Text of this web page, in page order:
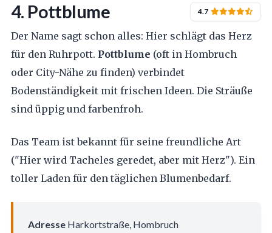
4. Pottblume 4.7
Der Name sagt schon alles: Hier schlägt das Herz
für den Ruhrpott. Pottblume (oft in Hombruch
oder City-Nähe zu finden) verbindet
Bodenständigkeit mit frischen Ideen. Die Sträuße
sind üppig und farbenfroh.
Das Team ist bekannt für seine freundliche Art
("Hier wird Tacheles geredet, aber mit Herz"). Ein
toller Laden für den täglichen Blumenbedarf.
AdresseHarkortstraße, Hombruch